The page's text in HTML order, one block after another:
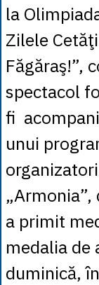
la
Zilele
Făgăraş!”,
spectacol
fi
unui
a primit
medalia de
duminică,